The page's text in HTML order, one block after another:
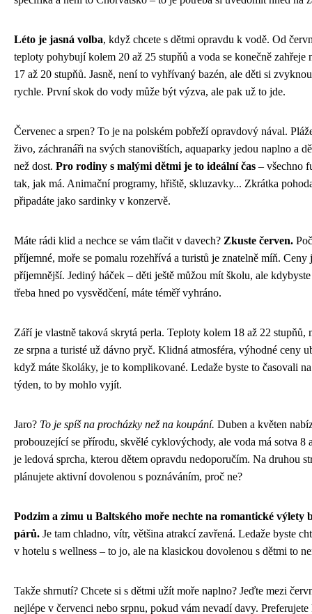
Léto je jasná volba, když chcete s dětmi opravdu k vodě. Od
teploty pohybují kolem 20 až 25 stupňů a voda se konečně zahřeje
17 až 20 stupňů. Jasně, není to vyhřívaný bazén, ale děti si
rychle. První skok do vody může být výzva, ale pak už to jde.
Červenec a srpen? To je na polském pobřeží opravdový nával.
živo, záchranáři na svých stanovištích, aquaparky jedou naplno a
než dost. Pro rodiny s malými dětmi je to ideální čas – všechno
tak, jak má. Animační programy, hřiště, skluzavky... Zkrátka
připadáte jako sardinky v konzervě.
Máte rádi klid a nechce se vám tlačit v davech? Zkuste červen.
příjemné, moře se pomalu rozehřívá a turistů je znatelně míň. Ceny
příjemnější. Jediný háček – děti ještě můžou mít školu, ale
třeba hned po vysvědčení, máte téměř vyhráno.
Září je vlastně taková skrytá perla. Teploty kolem 18 až 22 stupňů,
ze srpna a turisté už dávno pryč. Klidná atmosféra, výhodné ceny
když máte školáky, je to komplikované. Ledaže byste to časovali
týden, to by mohlo vyjít.
Jaro? To je spíš na procházky než na koupání. Duben a květen
probouzející se přírodu, skvělé cyklovýchody, ale voda má sotva 8
je ledová sprcha, kterou dětem opravdu nedoporučím. Na druhou
plánujete aktivní dovolenou s poznáváním, proč ne?
Podzim a zimu u Baltského moře nechte na romantické výlety
párů. Je tam chladno, vítr, většina atrakcí zavřená. Ledaže byste
v hotelu s wellness – to jo, ale na klasickou dovolenou s dětmi to
Takže shrnutí? Chcete si s dětmi užít moře naplno? Jeďte mezi
nejlépe v červenci nebo srpnu, pokud vám nevadí davy.